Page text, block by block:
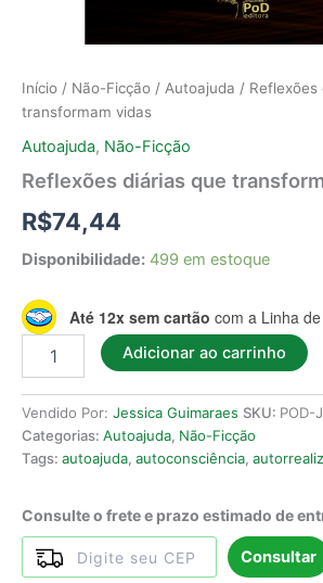
Início / Não-Ficção / Autoajuda / Reflexões
transformam vidas
Autoajuda, Não-Ficção
Reflexões diárias que
R$74,44
Disponibilidade: 499 em estoque
Até 12x sem cartão com a Linha
Adicionar ao carrinho
Vendido Por: Jessica Guimaraes SKU: POD-
Categorias: Autoajuda, Não-Ficção
Tags: autoajuda, autoconsciência,
Consulte o frete e prazo estimado de
Consultar